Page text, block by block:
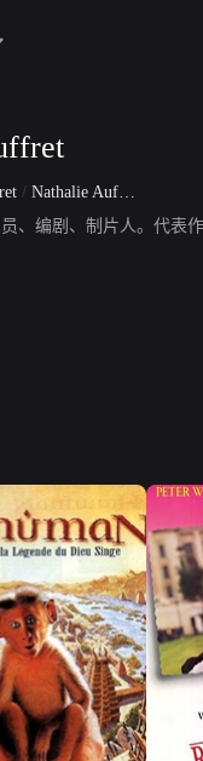
/ Nathalie Auffret Fougea
、编剧、制片人。代表